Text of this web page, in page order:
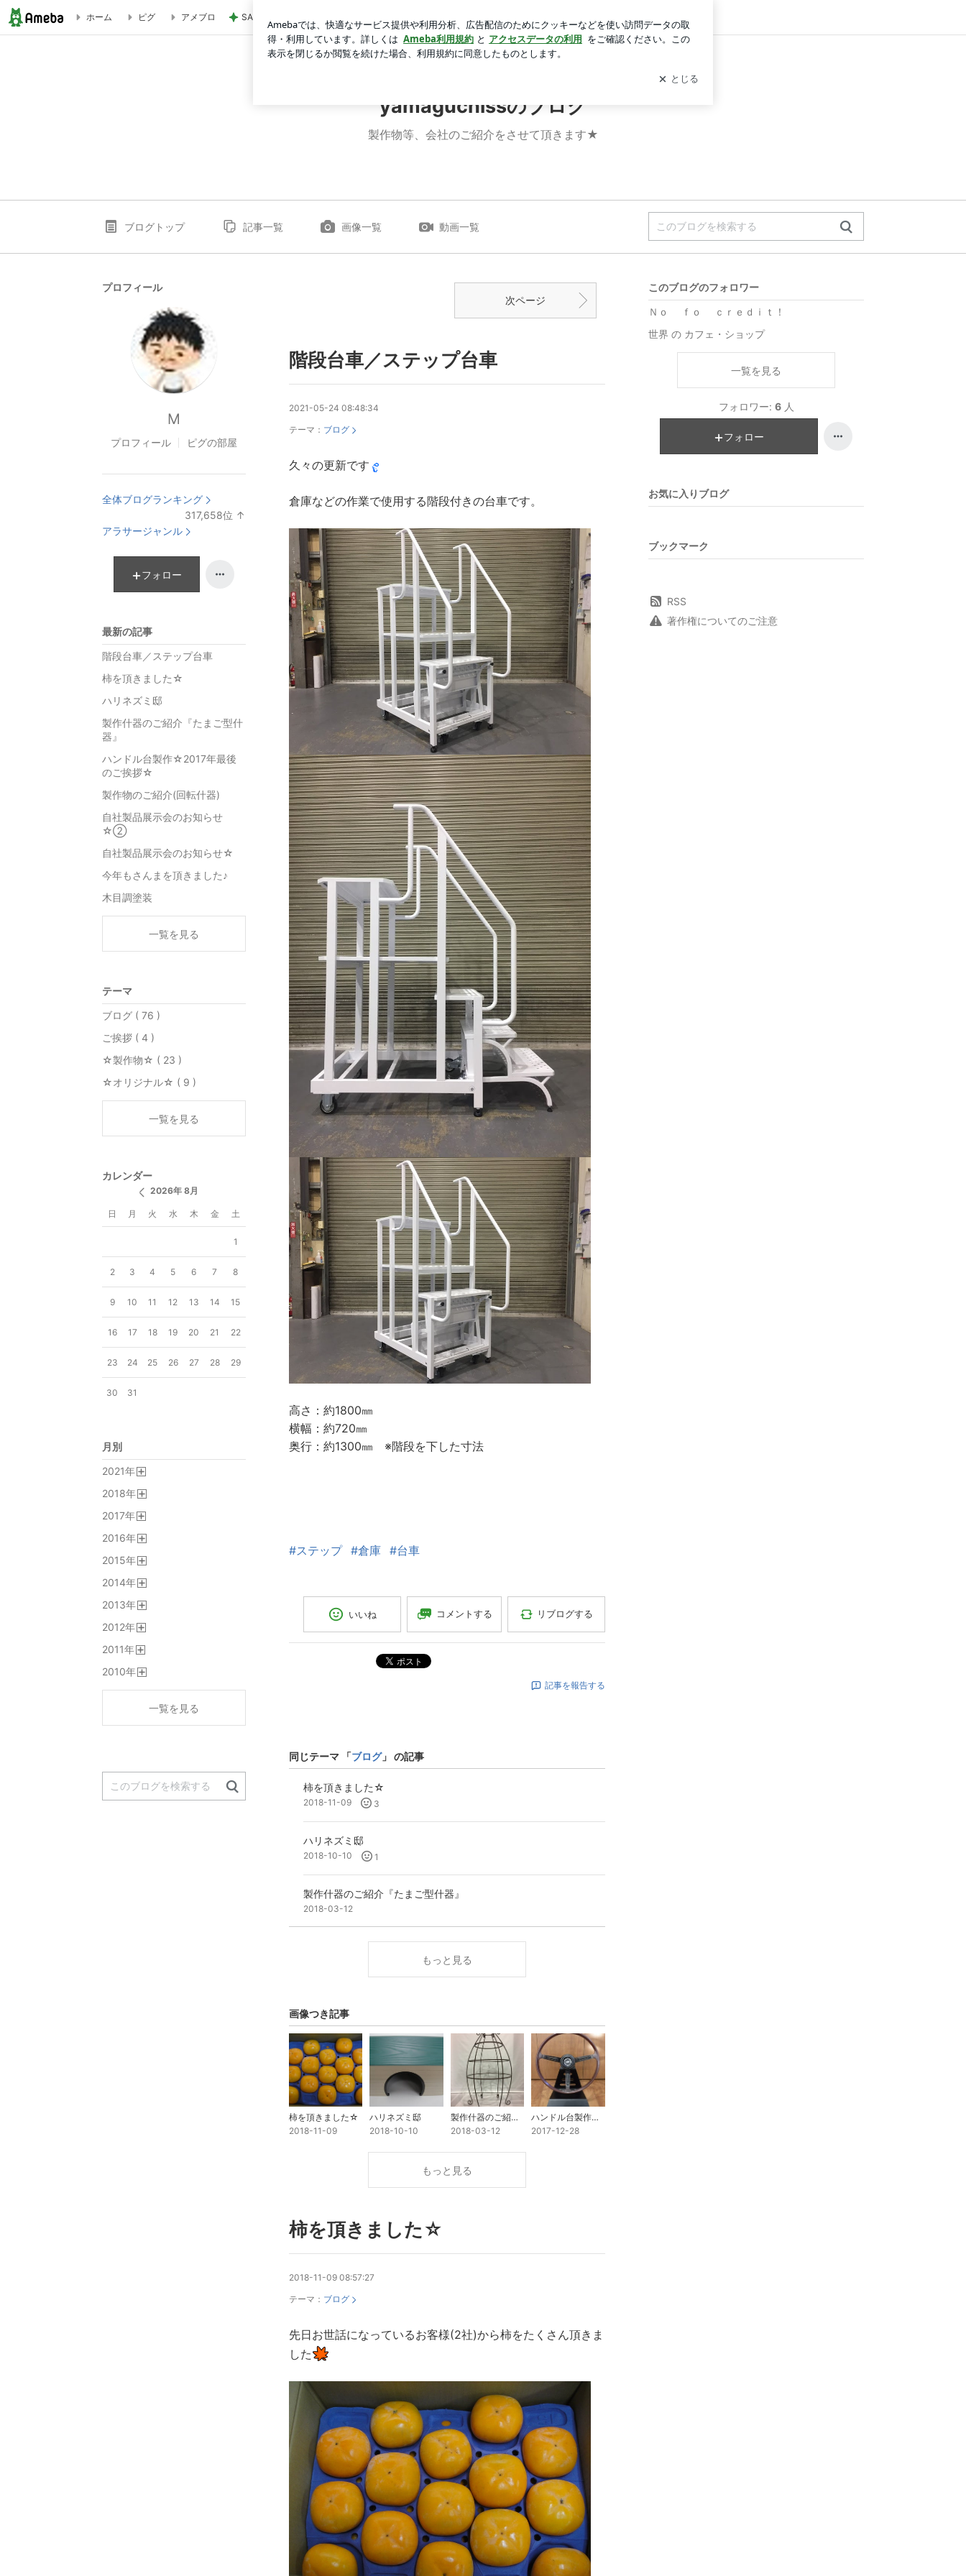
ホーム ピグ アメブロ SAの看板の上でぐったりしたくまちゃん 新規登録 ログイン
yamaguchissのブログ
製作物等、会社のご紹介をさせて頂きます★
ブログトップ 記事一覧 画像一覧 動画一覧
次ページ
階段台車／ステップ台車
2021-05-24 08:48:34
テーマ： ブログ
久々の更新です
倉庫などの作業で使用する階段付きの台車です。
高さ：約1800㎜
横幅：約720㎜
奥行：約1300㎜ ※階段を下した寸法
#ステップ #倉庫 #台車
いいね コメントする リブログする
ポスト
記事を報告する
同じテーマ 「ブログ」 の記事
柿を頂きました☆
2018-11-09 3
ハリネズミ邸
2018-10-10 1
製作什器のご紹介『たまご型什器』
2018-03-12
もっと見る
画像つき記事
柿を頂きました☆
2018-11-09
ハリネズミ邸
2018-10-10
製作什器のご紹介『たまご型什器』
2018-03-12
ハンドル台製作☆2017年最後のご挨拶☆
2017-12-28
もっと見る
柿を頂きました☆
2018-11-09 08:57:27
テーマ： ブログ
先日お世話になっているお客様(2社)から柿をたくさん頂きま
した
このブログのフォロワー
Ｎｏ ｆｏ ｃｒｅｄｉｔ！
世界 の カフェ・ショップ
一覧を見る
フォロワー: 6 人
フォロー
お気に入りブログ
ブックマーク
RSS
著作権についてのご注意
プロフィール
M
プロフィール ピグの部屋
全体ブログランキング
317,658位 ↑
アラサージャンル
フォロー
最新の記事
階段台車／ステップ台車
柿を頂きました☆
ハリネズミ邸
製作什器のご紹介『たまご型什
器』
ハンドル台製作☆2017年最後
のご挨拶☆
製作物のご紹介(回転什器)
自社製品展示会のお知らせ
☆②
自社製品展示会のお知らせ☆
今年もさんまを頂きました♪
木目調塗装
一覧を見る
テーマ
ブログ ( 76 )
ご挨拶 ( 4 )
☆製作物☆ ( 23 )
☆オリジナル☆ ( 9 )
一覧を見る
カレンダー
2026年 8月
日 月 火 水 木 金 土
1
2 3 4 5 6 7 8
9 10 11 12 13 14 15
16 17 18 19 20 21 22
23 24 25 26 27 28 29
30 31
月別
2021年
2018年
2017年
2016年
2015年
2014年
2013年
2012年
2011年
2010年
一覧を見る